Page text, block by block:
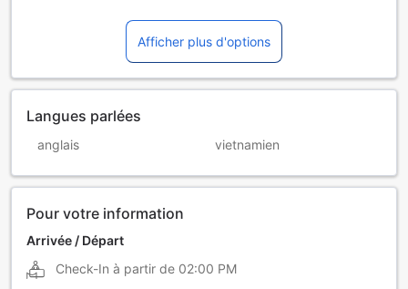
Afficher plus d'options
Langues parlées
anglais vietnamien
Pour votre information
Arrivée / Départ
Check-In à partir de 02:00 PM